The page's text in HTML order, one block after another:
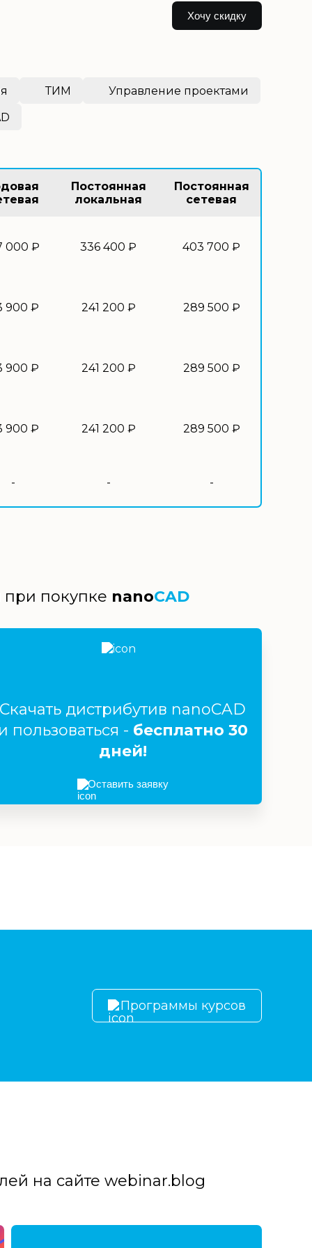
Хочу скидку
ТИМ
Управление проектами
Постоянная
локальная
Постоянная
сетевая
000 ₽ 336 400 ₽ 403 700 ₽
900 ₽ 241 200 ₽ 289 500 ₽
900 ₽ 241 200 ₽ 289 500 ₽
900 ₽ 241 200 ₽ 289 500 ₽
- - -
при покупке nanoCAD
Скачать дистрибутив nanoCAD
и пользоваться - бесплатно 30
дней!
Оставить заявку
Программы курсов
на сайте webinar.blog